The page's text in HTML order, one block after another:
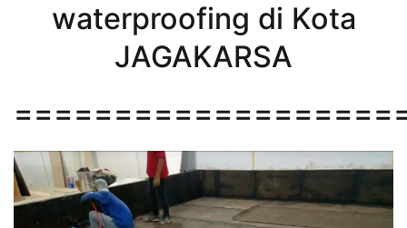
waterproofing di Kota
JAGAKARSA